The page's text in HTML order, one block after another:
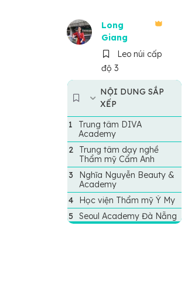
Long
Giang
Leo núi cấp
độ 3
NỘI DUNG SẮP
XẾP
Trung tâm DIVA
Academy
Trung tâm dạy nghề
Thẩm mỹ Cẩm Anh
Nghĩa Nguyễn Beauty &
Academy
Học viện Thẩm mỹ Ý My
Seoul Academy Đà Nẵng